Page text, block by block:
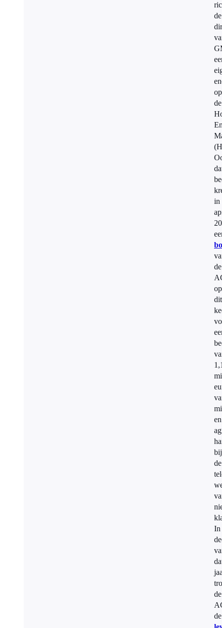
de
de
in
de
dit
en
bij
de
In
de
de